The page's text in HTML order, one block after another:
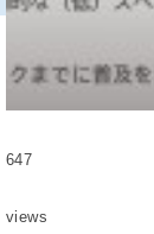
647
views